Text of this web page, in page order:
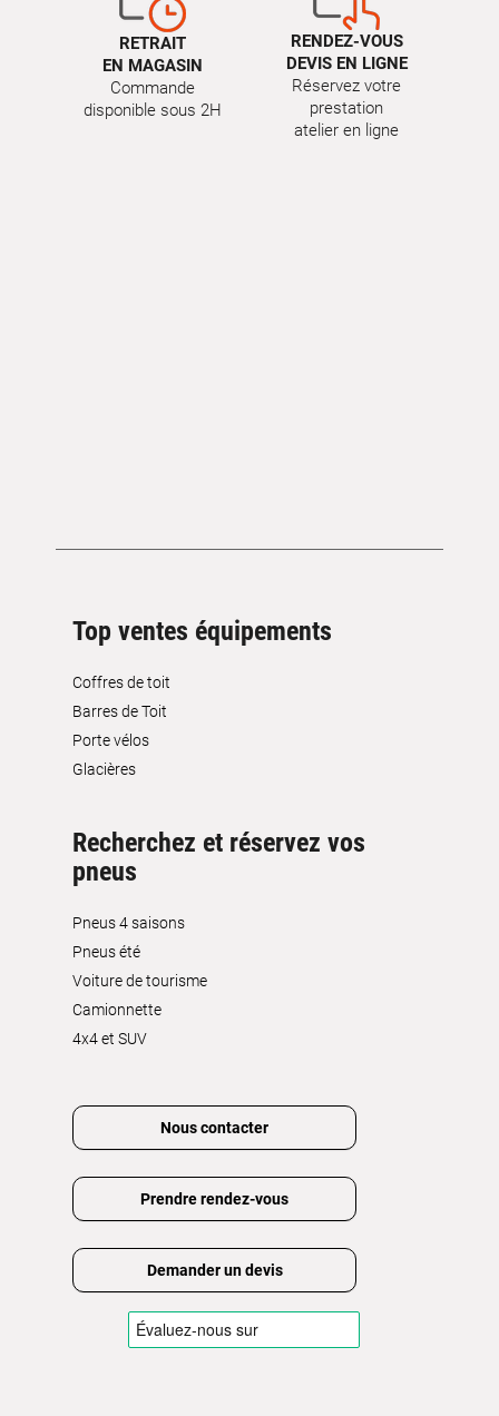
RETRAIT
EN MAGASIN
Commande
disponible sous 2H
RENDEZ-VOUS
DEVIS EN LIGNE
Réservez votre
prestation
atelier en ligne
Top ventes équipements
Coffres de toit
Barres de Toit
Porte vélos
Glacières
Recherchez et réservez vos
pneus
Pneus 4 saisons
Pneus été
Voiture de tourisme
Camionnette
4x4 et SUV
Nous contacter
Prendre rendez-vous
Demander un devis